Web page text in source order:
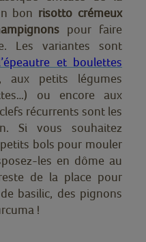
bon risotto crémeux
pour faire
Les variantes sont
et boulettes
aux petits légumes
ou encore aux
récurrents sont les
Si vous souhaitez
bols pour mouler
les en dôme au
de la place pour
basilic, des pignons
!